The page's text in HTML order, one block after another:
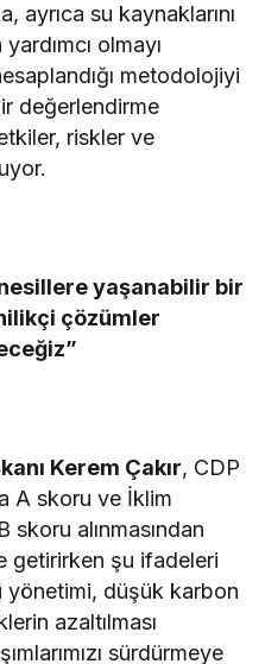
ayrıca su kaynaklarını
olmayı
metodolojiyi
değerlendirme
riskler ve
yaşanabilir bir
çözümler
Kerem Çakır, CDP
A skoru ve İklim
skoru alınmasından
getirirken şu ifadeleri
yönetimi, düşük karbon
azaltılması
sürdürmeye